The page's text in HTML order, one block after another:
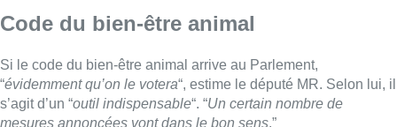
l’étourdissement avant l’abattage ? “S’il y a un amendement,
dire.
“Bruxelles-Capitale ne peut pas être la seule région du pays à
ne pas avoir de code du bien-être animal.”